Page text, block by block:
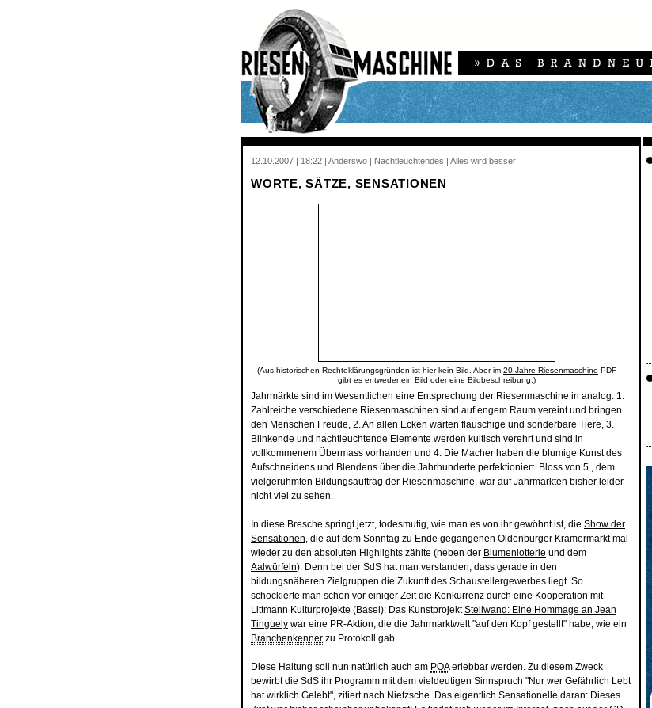
12.10.2007 | 18:22 | Anderswo | Nachtleuchtendes | Alles wird besser
WORTE, SÄTZE, SENSATIONEN
(Aus historischen Rechteklärungsgründen ist hier kein Bild. Aber im 20 Jahre Riesenmaschine-PDF
gibt es entweder ein Bild oder eine Bildbeschreibung.)
Jahrmärkte sind im Wesentlichen eine Entsprechung der Riesenmaschine in analog: 1.
Zahlreiche verschiedene Riesenmaschinen sind auf engem Raum vereint und bringen
den Menschen Freude, 2. An allen Ecken warten flauschige und sonderbare Tiere, 3.
Blinkende und nachtleuchtende Elemente werden kultisch verehrt und sind in
vollkommenem Übermass vorhanden und 4. Die Macher haben die blumige Kunst des
Aufschneidens und Blendens über die Jahrhunderte perfektioniert. Bloss von 5., dem
vielgerühmten Bildungsauftrag der Riesenmaschine, war auf Jahrmärkten bisher leider
nicht viel zu sehen.
In diese Bresche springt jetzt, todesmutig, wie man es von ihr gewöhnt ist, die Show der
Sensationen, die auf dem Sonntag zu Ende gegangenen Oldenburger Kramermarkt mal
wieder zu den absoluten Highlights zählte (neben der Blumenlotterie und dem
Aalwürfeln). Denn bei der SdS hat man verstanden, dass gerade in den
bildungsnäheren Zielgruppen die Zukunft des Schaustellergewerbes liegt. So
schockierte man schon vor einiger Zeit die Konkurrenz durch eine Kooperation mit
Littmann Kulturprojekte (Basel): Das KunstprojektSteilwand: Eine Hommage an Jean
Tinguely war eine PR-Aktion, die die Jahrmarktwelt "auf den Kopf gestellt" habe, wie ein
Branchenkenner zu Protokoll gab.
Diese Haltung soll nun natürlich auch am POAerlebbar werden. Zu diesem Zweck
bewirbt die SdS ihr Programm mit dem vieldeutigen Sinnspruch "Nur wer Gefährlich Lebt
hat wirklich Gelebt", zitiert nach Nietzsche. Das eigentlich Sensationelle daran: Dieses